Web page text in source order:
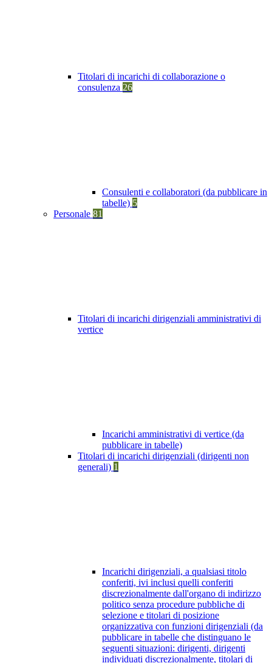
Titolari di incarichi di collaborazione o
consulenza 26
Consulenti e collaboratori (da pubblicare in
tabelle) 5
Personale 81
Titolari di incarichi dirigenziali amministrativi di
vertice
Incarichi amministrativi di vertice (da
pubblicare in tabelle)
Titolari di incarichi dirigenziali (dirigenti non
generali) 1
Incarichi dirigenziali, a qualsiasi titolo
conferiti, ivi inclusi quelli conferiti
discrezionalmente dall'organo di indirizzo
politico senza procedure pubbliche di
selezione e titolari di posizione
organizzativa con funzioni dirigenziali (da
pubblicare in tabelle che distinguano le
seguenti situazioni: dirigenti, dirigenti
individuati discrezionalmente, titolari di